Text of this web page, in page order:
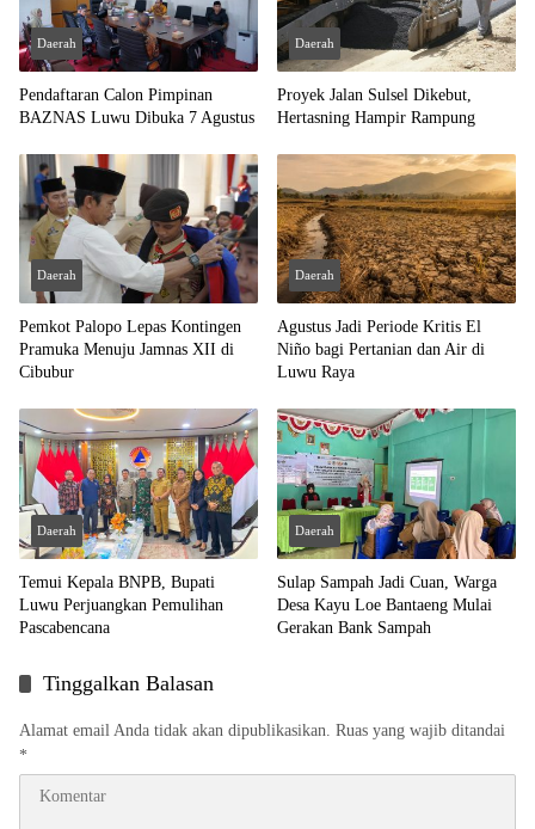
Daerah
Pendaftaran Calon Pimpinan
BAZNAS Luwu Dibuka 7 Agustus
Daerah
Proyek Jalan Sulsel Dikebut,
Hertasning Hampir Rampung
Daerah
Pemkot Palopo Lepas Kontingen
Pramuka Menuju Jamnas XII di
Cibubur
Daerah
Agustus Jadi Periode Kritis El
Niño bagi Pertanian dan Air di
Luwu Raya
Daerah
Temui Kepala BNPB, Bupati
Luwu Perjuangkan Pemulihan
Pascabencana
Daerah
Sulap Sampah Jadi Cuan, Warga
Desa Kayu Loe Bantaeng Mulai
Gerakan Bank Sampah
Tinggalkan Balasan
Alamat email Anda tidak akan dipublikasikan. Ruas yang wajib ditandai
*